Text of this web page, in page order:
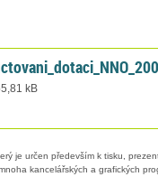
kB
je určen především k tisku,
kancelářských a grafických